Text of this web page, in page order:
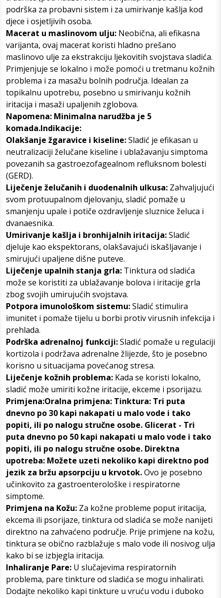
podrška za probavni sistem i za umirivanje kašlja kod
djece i osjetljivih osoba.
Macerat u maslinovom ulju: Neobična, ali efikasna
varijanta, ovaj macerat koristi hladno prešano
maslinovo ulje za ekstrakciju ljekovitih svojstava sladića.
Primjenjuje se lokalno i može pomoći u tretmanu kožnih
problema i za masažu bolnih područja. Idealan za
topikalnu upotrebu, posebno u smirivanju kožnih
iritacija i masaži upaljenih zglobova.
Napomena: Minimalna narudžba je 5
komada.Indikacije:
Olakšanje žgaravice i kiseline:Sladić je efikasan u
neutralizaciji želučane kiseline i ublažavanju simptoma
povezanih sa gastroezofagealnom refluksnom bolesti
(GERD).
Liječenje želučanih i duodenalnih ulkusa: Zahvaljujući
svom protuupalnom djelovanju, sladić pomaže u
smanjenju upale i potiče ozdravljenje sluznice želuca i
dvanaesnika.
Umirivanje kašlja i bronhijalnih iritacija:Sladić
djeluje kao ekspektorans, olakšavajući iskašljavanje i
smirujući upaljene dišne puteve.
Liječenje upalnih stanja grla: Tinktura od sladića
može se koristiti za ublažavanje bolova i iritacije grla
zbog svojih umirujućih svojstava.
Potpora imunološkom sistemu:Sladić stimulira
imunitet i pomaže tijelu u borbi protiv virusnih infekcija i
prehlada.
Podrška adrenalnoj funkciji:Sladić pomaže u regulaciji
kortizola i podržava adrenalne žlijezde, što je posebno
korisno u situacijama povećanog stresa.
Liječenje kožnih problema: Kada se koristi lokalno,
sladić može umiriti kožne iritacije, ekceme i psorijazu.
Primjena:Oralna primjena: Tinktura: Tri puta
dnevno po 30 kapi nakapati u malo vode i tako
popiti, ili po nalogu stručne osobe. Glicerat - Tri
puta dnevno po 50 kapi nakapati u malo vode i tako
popiti, ili po nalogu stručne osobe. Direktna
upotreba: Možete uzeti nekoliko kapi direktno pod
jezik za bržu apsorpciju u krvotok.Ovo je posebno
učinkovito za gastroenterološke i respiratorne
simptome.
Primjena na Kožu: Za kožne probleme poput iritacija,
ekcema ili psorijaze, tinktura od sladića se može nanijeti
direktno na zahvaćeno područje. Prije primjene na kožu,
tinktura se obično razblažuje s malo vode ili nosivog ulja
kako bi se izbjegla iritacija.
Inhaliranje Pare: U slučajevima respiratornih
problema, pare tinkture od sladića se mogu inhalirati.
Dodajte nekoliko kapi tinkture u vruću vodu i duboko